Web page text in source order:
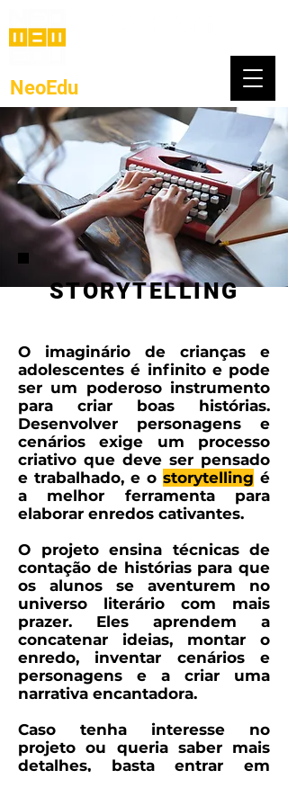
NeoEdu
STORYTELLING
O imaginário de crianças e
adolescentes é infinito e pode
ser um poderoso instrumento
para criar boas histórias.
Desenvolver personagens e
cenários exige um processo
criativo que deve ser pensado
e trabalhado, e o storytelling é
a melhor ferramenta para
elaborar enredos cativantes.
O projeto ensina técnicas de
contação de histórias para que
os alunos se aventurem no
universo literário com mais
prazer. Eles aprendem a
concatenar ideias, montar o
enredo, inventar cenários e
personagens e a criar uma
narrativa encantadora.
Caso tenha interesse no
projeto ou queria saber mais
detalhes, basta entrar em